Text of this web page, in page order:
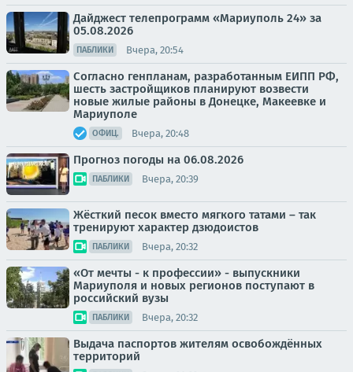
Дайджест телепрограмм «Мариуполь 24» за
05.08.2026
ПАБЛИКИ Вчера, 20:54
Согласно генпланам, разработанным ЕИПП РФ,
шесть застройщиков планируют возвести
новые жилые районы в Донецке, Макеевке и
Мариуполе
ОФИЦ. Вчера, 20:48
Прогноз погоды на 06.08.2026
ПАБЛИКИ Вчера, 20:39
Жёсткий песок вместо мягкого татами – так
тренируют характер дзюдоистов
ПАБЛИКИ Вчера, 20:32
«От мечты - к профессии» - выпускники
Мариуполя и новых регионов поступают в
российский вузы
ПАБЛИКИ Вчера, 20:32
Выдача паспортов жителям освобождённых
территорий